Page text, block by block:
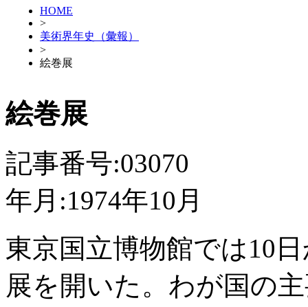
HOME
>
美術界年史（彙報）
>
絵巻展
絵巻展
記事番号:03070
年月:1974年10月
東京国立博物館では10
展を開いた。わが国の